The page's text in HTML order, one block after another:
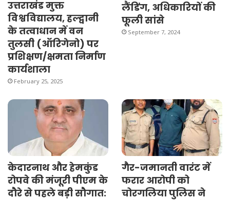
उत्तराखंड मुक्त
विश्वविद्यालय, हल्द्वानी
के तत्वाधान में वन
तुलसी (ऑरिगेनो) पर
प्रशिक्षण/क्षमता निर्माण
कार्यशाला
February 25, 2025
लैंडिंग, अधिकारियों की
फूली सांसे
September 7, 2024
केदारनाथ और हेमकुंड
रोपवे की मंजूरी पीएम के
दौरे से पहले बड़ी सौगात:
गैर-जमानती वारंट में
फरार आरोपी को
चोरगलिया पुलिस ने